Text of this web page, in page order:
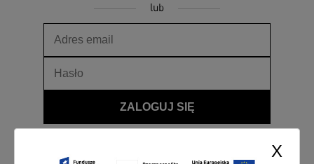
X
lub
ZALOGUJ SIĘ